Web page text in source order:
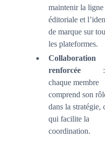
maintenir la ligne
éditoriale et
de marque sur
les plateformes.
Collaboration
renforcée
:
chaque membre
comprend son
dans la stratégie,
qui facilite la
coordination.